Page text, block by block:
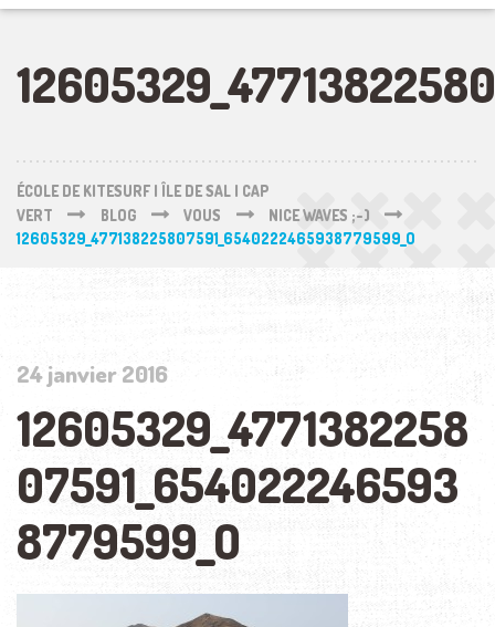
ÉCOLE DE KITESURF | ÎLE DE SAL | CAP
VERT
BLOG VOUS
NICE WAVES ;-)
12605329_477138225807591_6540222465938779599_O
24 janvier 2016
12605329_4771382258
07591_654022246593
8779599_O